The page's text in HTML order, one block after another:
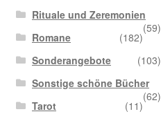
Rituale und Zeremonien
(59)
Romane
(182)
Sonderangebote
(103)
Sonstige schöne Bücher
(62)
Tarot
(11)